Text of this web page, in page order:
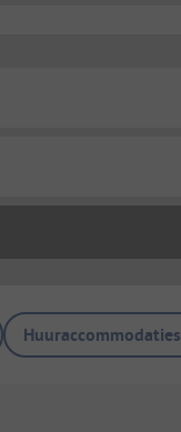
Huuraccommodaties